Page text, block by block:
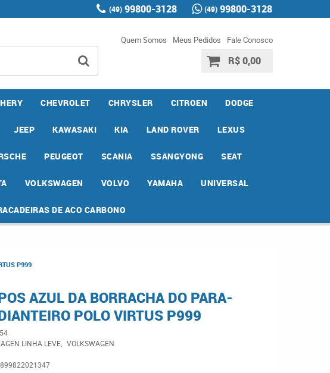
(49) 99800-3128 (49) 99800-3128
Quem Somos Meus Pedidos Fale Conosco
R$ 0,00
CHEVROLET CHRYSLER CITROEN DODGE
JEEP KAWASAKI KIA LAND ROVER LEXUS
PEUGEOT SCANIA SSANGYONG SEAT
VOLKSWAGEN VOLVO YAMAHA UNIVERSAL
DE ACO CARBONO
P999
AZUL DA BORRACHA DO PARA-
POLO VIRTUS P999
LINHA LEVE
VOLKSWAGEN